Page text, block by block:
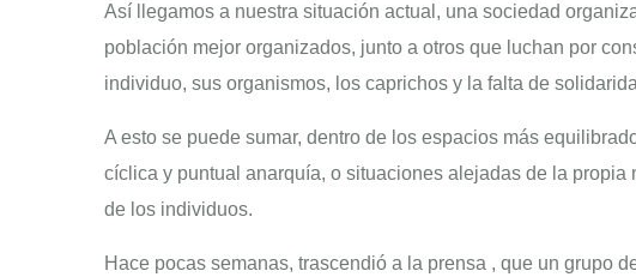
Así llegamos a nuestra situación actual, una sociedad
población mejor organizados, junto a otros que luchan por
individuo, sus organismos, los caprichos y la falta de
A esto se puede sumar, dentro de los espacios más
cíclica y puntual anarquía, o situaciones alejadas de la
de los individuos.
Hace pocas semanas, trascendió a la prensa , que un grupo